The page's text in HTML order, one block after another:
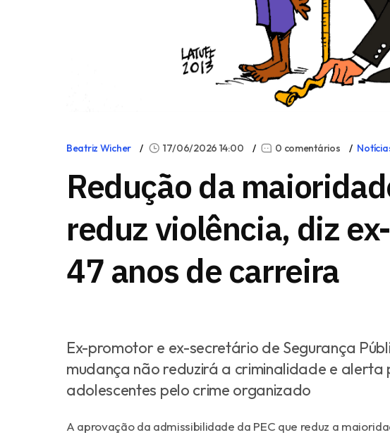
Beatriz Wicher 17/06/2026 14:00 0 comentários
Redução da
reduz violência, diz
47 anos de carreira
Ex-promotor e ex-secretário de Segurança
mudança não reduzirá a criminalidade e
adolescentes pelo crime organizado
A aprovação da admissibilidade da PEC que reduz a